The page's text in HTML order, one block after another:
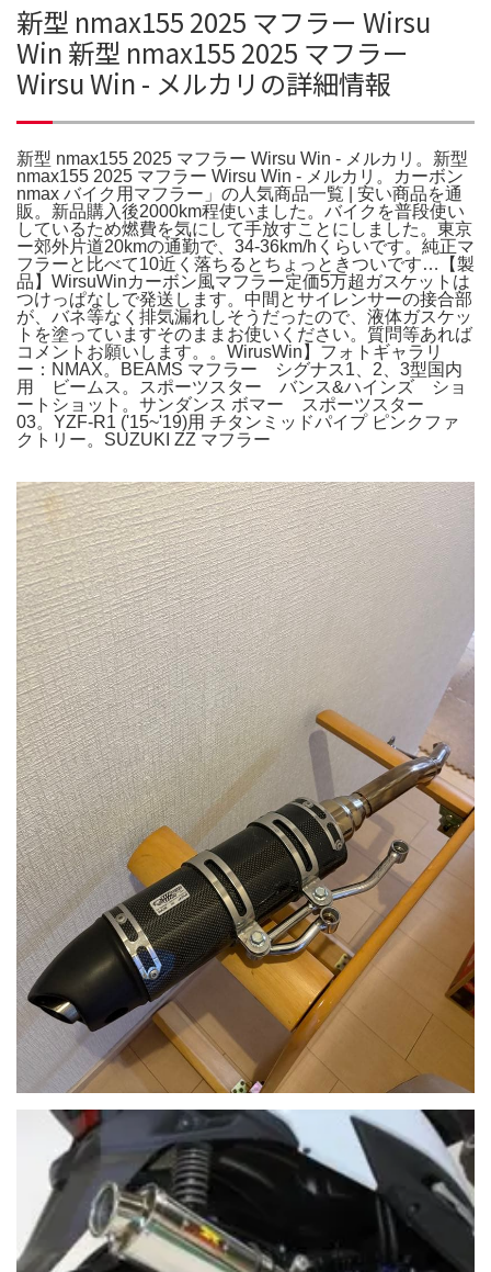
新型 nmax155 2025 マフラー Wirsu
Win 新型 nmax155 2025 マフラー
Wirsu Win - メルカリの詳細情報
新型 nmax155 2025 マフラー Wirsu Win - メルカリ。新型
nmax155 2025 マフラー Wirsu Win - メルカリ。カーボン
nmax バイク用マフラー」の人気商品一覧 | 安い商品を通
販。新品購入後2000km程使いました。バイクを普段使い
しているため燃費を気にして手放すことにしました。東京
ー郊外片道20kmの通勤で、34-36km/hくらいです。純正マ
フラーと比べて10近く落ちるとちょっときついです…【製
品】WirsuWinカーボン風マフラー定価5万超ガスケットは
つけっぱなしで発送します。中間とサイレンサーの接合部
が、バネ等なく排気漏れしそうだったので、液体ガスケッ
トを塗っていますそのままお使いください。質問等あれば
コメントお願いします。。WirusWin】フォトギャラリ
ー：NMAX。BEAMS マフラー シグナス1、2、3型国内
用 ビームス。スポーツスター バンス&ハインズ ショ
ートショット。サンダンス ボマー スポーツスター
03。YZF-R1 ('15~'19)用 チタンミッドパイプ ピンクファ
クトリー。SUZUKI ZZ マフラー